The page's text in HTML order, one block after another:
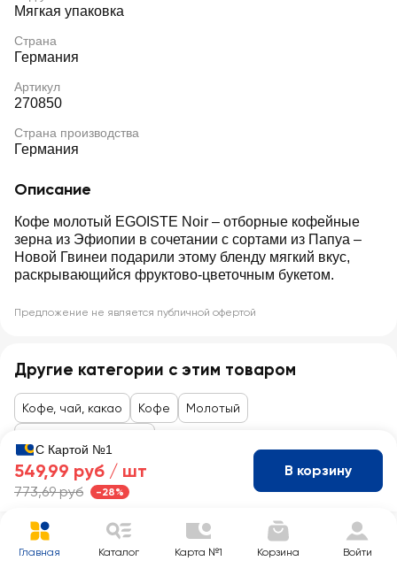
Мягкая упаковка
Страна
Германия
Артикул
270850
Страна производства
Германия
Описание
Кофе молотый EGOISTE Noir ‒ отборные кофейные
зерна из Эфиопии в сочетании с сортами из Папуа ‒
Новой Гвинеи подарили этому бленду мягкий вкус,
раскрывающийся фруктово-цветочным букетом.
Предложение не является публичной офертой
Другие категории с этим товаром
Кофе, чай, какао Кофе Молотый
С Картой №1
549,99 руб / шт
773,69 руб -28%
В корзину
Главная Каталог Карта №1 Корзина Войти